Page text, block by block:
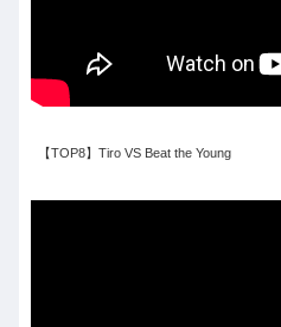
【TOP8】Tiro VS Beat the Young